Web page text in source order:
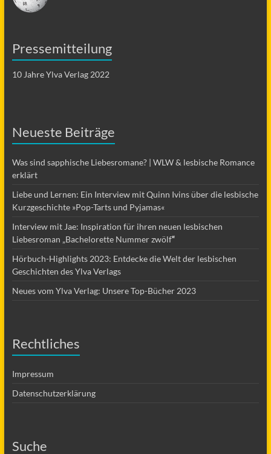
Pressemitteilung
10 Jahre Ylva Verlag 2022
Neueste Beiträge
Was sind sapphische Liebesromane? | WLW & lesbische Romance
erklärt
Liebe und Lernen: Ein Interview mit Quinn Ivins über die lesbische
Kurzgeschichte »Pop-Tarts und Pyjamas«
Interview mit Jae: Inspiration für ihren neuen lesbischen
Liebesroman „Bachelorette Nummer zwölf“
Hörbuch-Highlights 2023: Entdecke die Welt der lesbischen
Geschichten des Ylva Verlags
Neues vom Ylva Verlag: Unsere Top-Bücher 2023
Rechtliches
Impressum
Datenschutzerklärung
Suche